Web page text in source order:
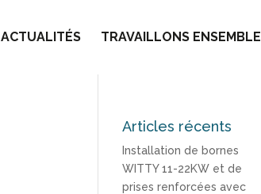
ACTUALITÉS TRAVAILLONS ENSEMBLE
Articles récents
Installation de bornes
WITTY 11-22KW et de
prises renforcées avec